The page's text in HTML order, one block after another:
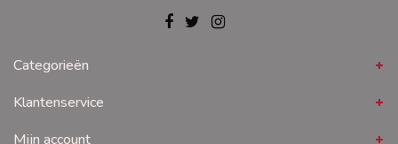
Categorieën
Klantenservice
Mijn account